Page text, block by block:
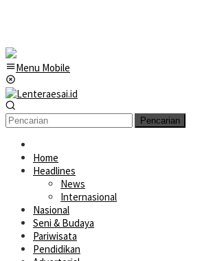
Menu Mobile
Pencarian
Home
Headlines
News
Internasional
Nasional
Seni & Budaya
Pariwisata
Pendidikan